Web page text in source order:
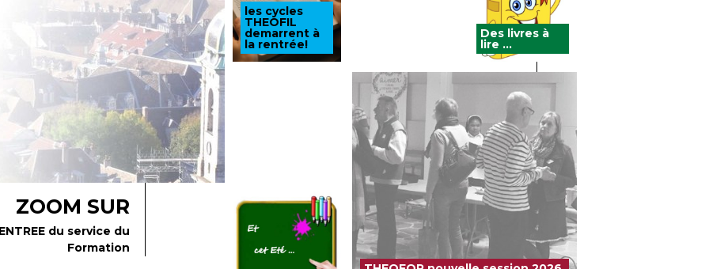
les cycles
THEOFIL
demarrent à
la rentrée!
Des livres à
lire ...
du service du
Formation